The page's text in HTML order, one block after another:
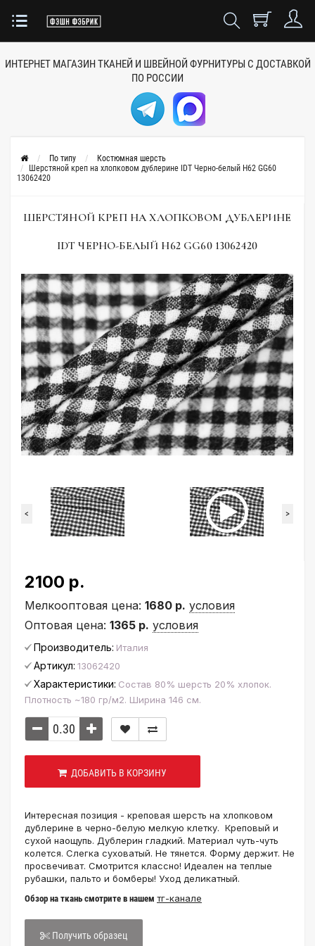
ИНТЕРНЕТ МАГАЗИН ТКАНЕЙ И ШВЕЙНОЙ ФУРНИТУРЫ С ДОСТАВКОЙ
ПО РОССИИ
По типу
Костюмная шерсть
Шерстяной креп на хлопковом дублерине IDT Черно-белый H62 GG60
13062420
ШЕРСТЯНОЙ КРЕП НА ХЛОПКОВОМ ДУБЛЕРИНЕ
IDT ЧЕРНО-БЕЛЫЙ H62 GG60 13062420
< >
2100 р.
Мелкооптовая цена: 1680 р. условия
Оптовая цена: 1365 р. условия
Производитель: Италия
Артикул: 13062420
Характеристики: Состав 80% шерсть 20% хлопок.
Плотность ~180 гр/м2. Ширина 146 см.
ДОБАВИТЬ В КОРЗИНУ
Интересная позиция - креповая шерсть на хлопковом
дублерине в черно-белую мелкую клетку. Креповый и
сухой наощупь. Дублерин гладкий. Материал чуть-чуть
колется. Слегка суховатый. Не тянется. Форму держит. Не
просвечиват. Смотрится классно! Идеален на теплые
рубашки, пальто и бомберы! Уход деликатный.
Обзор на ткань смотрите в нашем тг-канале
Получить образец